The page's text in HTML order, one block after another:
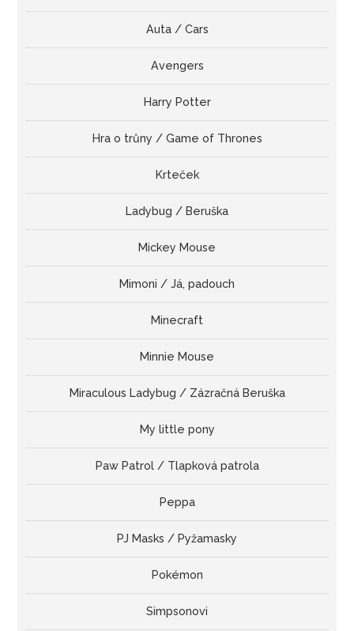
Auta / Cars
Avengers
Harry Potter
Hra o trůny / Game of Thrones
Krteček
Ladybug / Beruška
Mickey Mouse
Mimoni / Já, padouch
Minecraft
Minnie Mouse
Miraculous Ladybug / Zázračná Beruška
My little pony
Paw Patrol / Tlapková patrola
Peppa
PJ Masks / Pyžamasky
Pokémon
Simpsonovi